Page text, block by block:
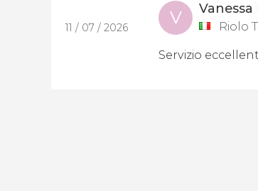
11 / 07 / 2026 V Riolo
Servizio